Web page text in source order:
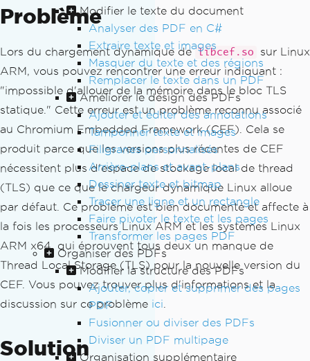
Modifier le texte du document
Analyser des PDF en C#
Extraire texte et images
Masquer du texte et des régions
Remplacer le texte dans un PDF
Améliorer le design des PDFs
Ajouter et éditer des annotations
Tamponner texte et images
Filigranes personnalisés
Arrière-plans et avant-plans
Dessiner texte et bitmap
Tracer une ligne et un rectangle
Faire pivoter le texte et les pages
Transformer les pages PDF
Organiser des PDFs
Modifier la structure des PDFs
Ajouter, copier et supprimer des pages
PDF
Fusionner ou diviser des PDFs
Diviser un PDF multipage
Organisation supplémentaire
Problème
Lors du chargement dynamique de libcef.so
sur Linux
ARM, vous pouvez rencontrer une erreur indiquant :
"impossible d'allouer de la mémoire dans le bloc TLS
statique." Cette erreur est un problème reconnu associé
au Chromium Embedded Framework (CEF). Cela se
produit parce que les versions plus récentes de CEF
nécessitent plus d'espace de stockage local de thread
(TLS) que ce que le chargeur dynamique Linux alloue
par défaut. Ce problème est bien documenté et affecte à
la fois les processeurs Linux ARM et les systèmes Linux
ARM x64, qui éprouvent tous deux un manque de
Thread Local Storage (TLS) pour la nouvelle version du
CEF. Vous pouvez trouver plus d'informations et la
discussion sur ce problème ici
Solution